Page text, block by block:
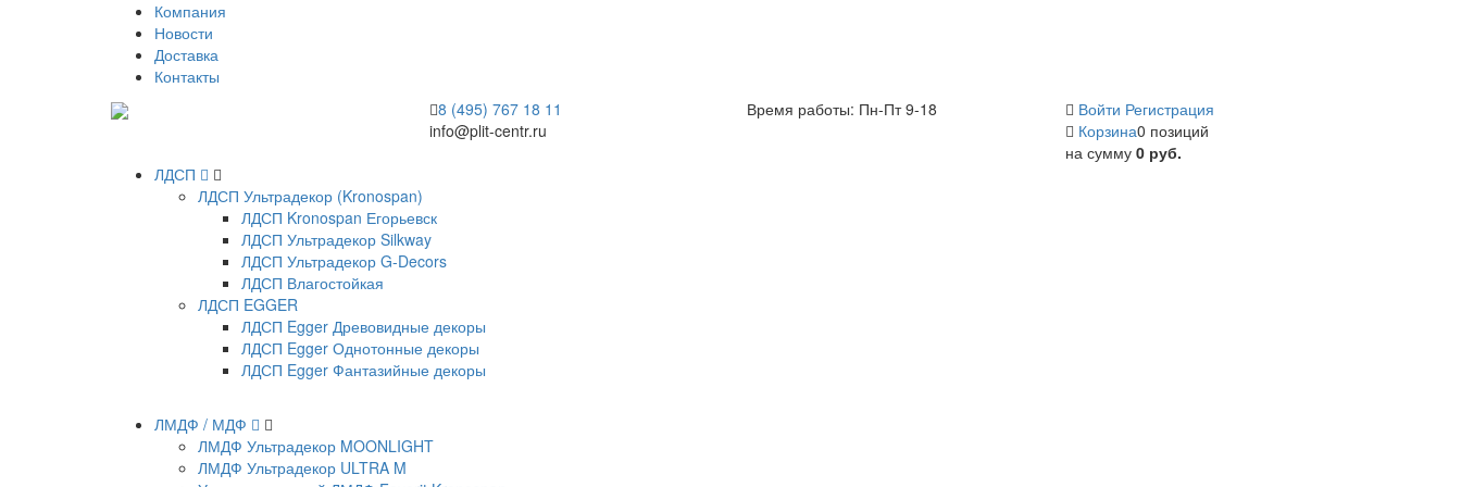
Компания
Новости
Доставка
Контакты
8 (495) 767 18 11
info@plit-centr.ru
Время работы: Пн-Пт 9-18 Войти Регистрация
Корзина0 позиций
на сумму 0 руб.
ЛДСП
ЛДСП Ультрадекор (Kronospan)
ЛДСП Kronospan Егорьевск
ЛДСП Ультрадекор Silkway
ЛДСП Ультрадекор G-Decors
ЛДСП Влагостойкая
ЛДСП EGGER
ЛДСП Egger Древовидные декоры
ЛДСП Egger Однотонные декоры
ЛДСП Egger Фантазийные декоры
ЛМДФ / МДФ
ЛМДФ Ультрадекор MOONLIGHT
ЛМДФ Ультрадекор ULTRA M